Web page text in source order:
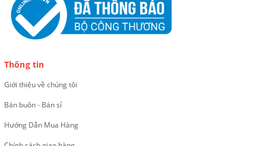
Thông tin
Giới thiệu về chúng tôi
Bán buôn - Bán sỉ
Hướng Dẫn Mua Hàng